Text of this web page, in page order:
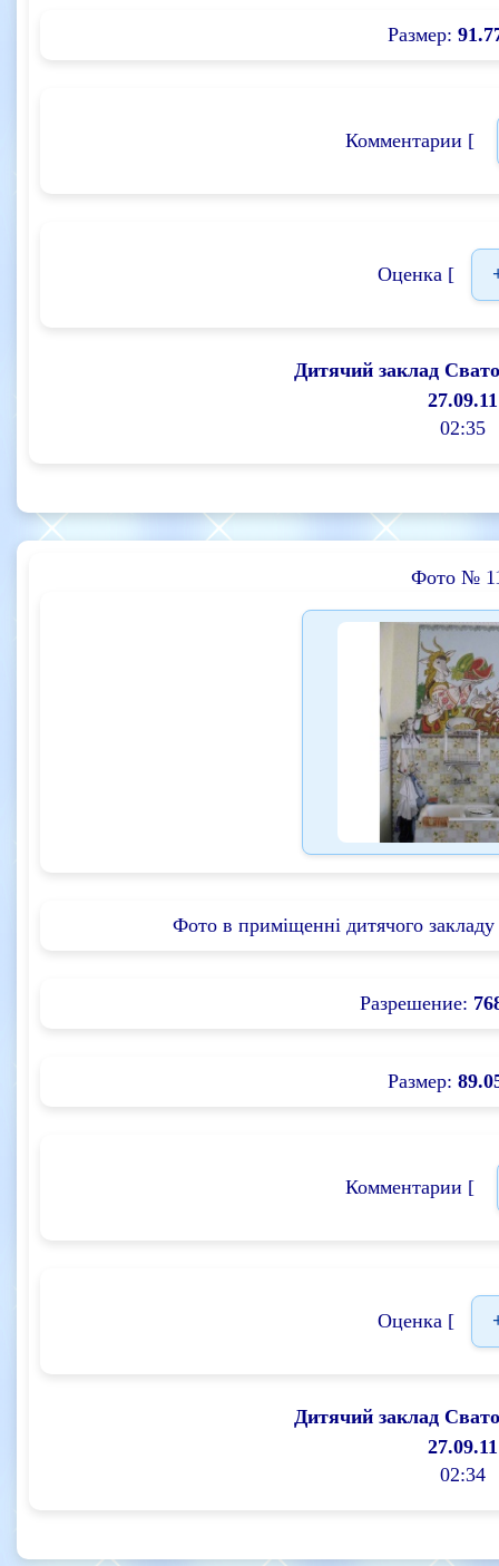
Размер:
Комментарии [
Оценка [
Дитячий заклад
27.09.11
02:35
Фото №
Фото в приміщенні дитячого
Разрешение:
Размер:
Комментарии [
Оценка [
Дитячий заклад
27.09.11
02:34